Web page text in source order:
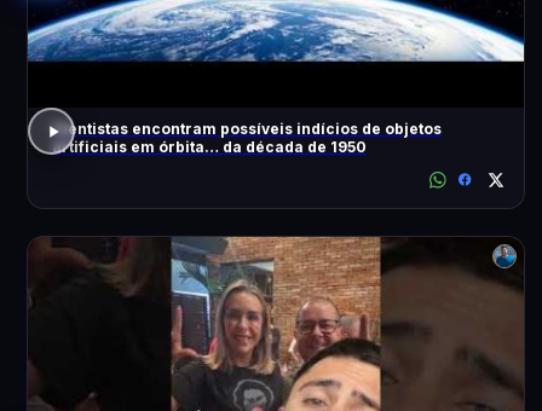
Cientistas encontram possíveis indícios de objetos
artificiais em órbita… da década de 1950